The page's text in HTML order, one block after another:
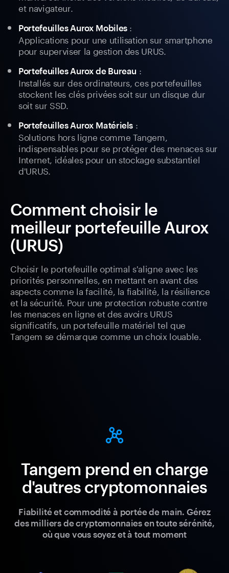
et navigateur.
Portefeuilles Aurox Mobiles:
Applications pour une utilisation sur smartphone
pour superviser la gestion des URUS.
Portefeuilles Aurox de Bureau :
Installés sur des ordinateurs, ces portefeuilles
stockent les clés privées soit sur un disque dur
soit sur SSD.
Portefeuilles Aurox Matériels :
Solutions hors ligne comme Tangem,
indispensables pour se protéger des menaces sur
Internet, idéales pour un stockage substantiel
d'URUS.
Comment choisir le
meilleur portefeuille Aurox
(URUS)
Choisir le portefeuille optimal s'aligne avec les
priorités personnelles, en mettant en avant des
aspects comme la facilité, la fiabilité, la résilience
et la sécurité. Pour une protection robuste contre
les menaces en ligne et des avoirs URUS
significatifs, un portefeuille matériel tel que
Tangem se démarque comme un choix louable.
Tangem prend en charge
d'autres cryptomonnaies
Fiabilité et commodité à portée de main. Gérez
des milliers de cryptomonnaies en toute sérénité,
où que vous soyez et à tout moment